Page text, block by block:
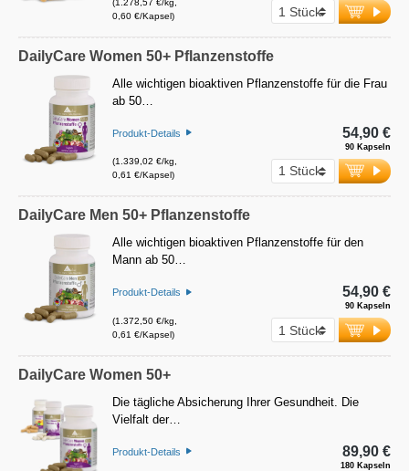
0,60 €/Kapsel)
DailyCare Women 50+ Pflanzenstoffe
Alle wichtigen bioaktiven Pflanzenstoffe für die Frau
ab 50…
Produkt-Details
(1.339,02 €/kg,
0,61 €/Kapsel)
90 Kapseln
54,90 €
DailyCare Men 50+ Pflanzenstoffe
Alle wichtigen bioaktiven Pflanzenstoffe für den
Mann ab 50…
Produkt-Details
(1.372,50 €/kg,
0,61 €/Kapsel)
90 Kapseln
54,90 €
DailyCare Women 50+
Die tägliche Absicherung Ihrer Gesundheit. Die
Vielfalt der…
Produkt-Details
180 Kapseln
89,90 €